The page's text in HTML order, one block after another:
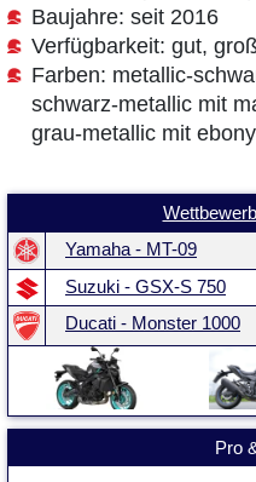
Baujahre: seit 2016
Verfügbarkeit: gut,
Farben: metallic-
schwarz-metallic mit
grau-metallic mit ebony
Yamaha - MT-09
Suzuki - GSX-S 750
Ducati - Monster 1000
Pro